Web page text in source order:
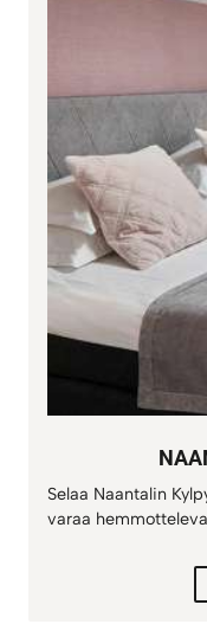
Selaa Naantalin
varaa